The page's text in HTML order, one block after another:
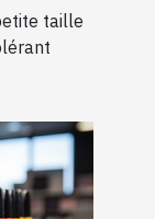
taille